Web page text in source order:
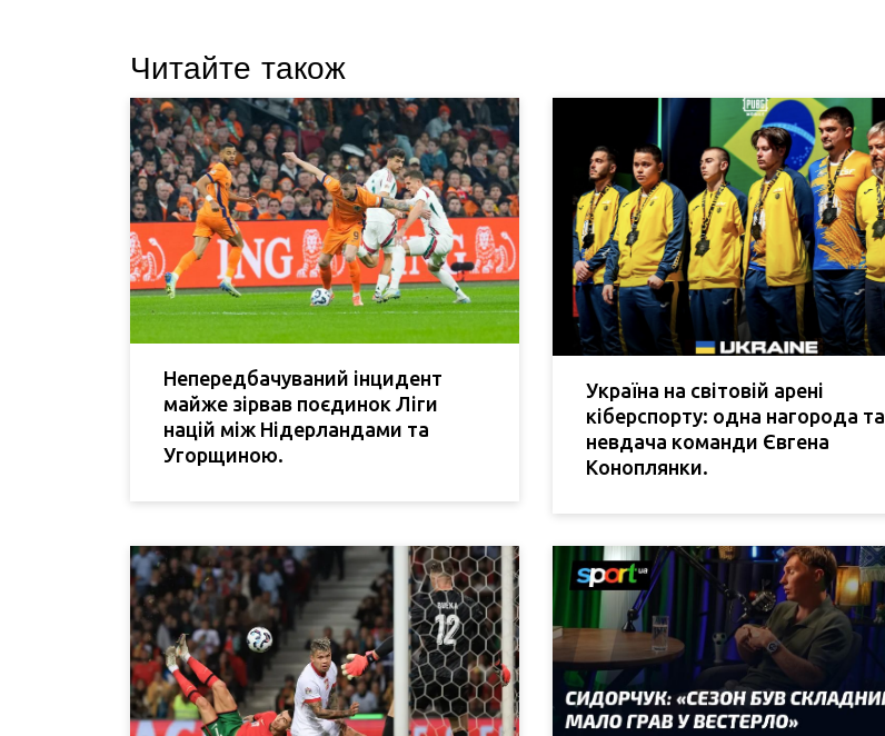
Читайте також
Непередбачуваний інцидент
майже зірвав поєдинок Ліги
націй між Нідерландами та
Угорщиною.
Україна на світовій арені
кіберспорту: одна нагорода та
невдача команди Євгена
Коноплянки.